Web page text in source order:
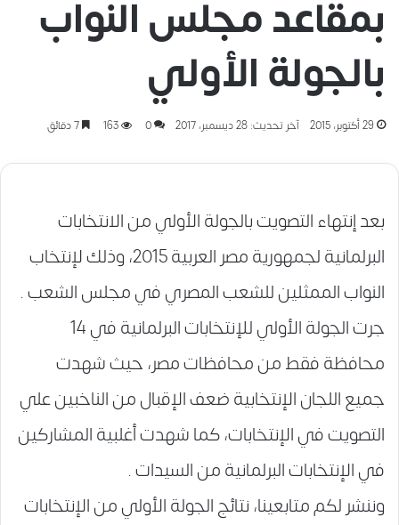
بمقاعد مجلس النواب
بالجولة الأولي
29 أكتوبر، 2015 آخر تحديث: 28 ديسمبر، 2017 0
163
بعد إنتهاء التصويت بالجولة الأولي من الانتخابات
البرلمانية لجمهورية مصر العربية 2015، وذلك لإنتخاب
النواب الممثلين للشعب المصري في مجلس الشعب .
جرت الجولة الأولي للإنتخابات البرلمانية في 14
محافظة فقط من محافظات مصر، حيث شهدت
جميع اللجان الإنتخابية ضعف الإقبال من الناخبين علي
التصويت في الإنتخابات، كما شهدت أغلبية المشاركين
في الإنتخابات البرلمانية من السيدات .
وننشر لكم متابعينا، نتائج الجولة الأولي من الإنتخابات